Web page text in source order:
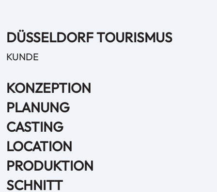
DÜSSELDORF TOURISMUS
KUNDE
KONZEPTION
PLANUNG
CASTING
LOCATION
PRODUKTION
SCHNITT